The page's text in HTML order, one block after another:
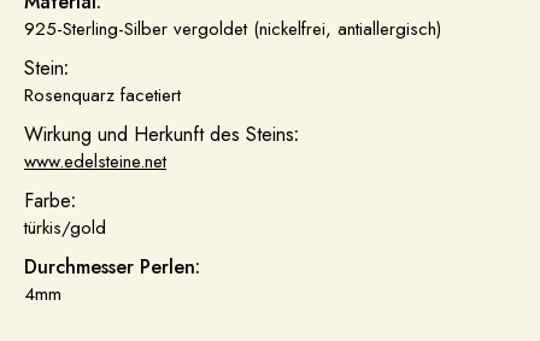
925-Sterling-Silber vergoldet (nickelfrei, antiallergisch)
Stein:
Rosenquarz facetiert
Wirkung und Herkunft des Steins:
www.edelsteine.net
Farbe:
türkis/gold
Durchmesser Perlen:
4mm